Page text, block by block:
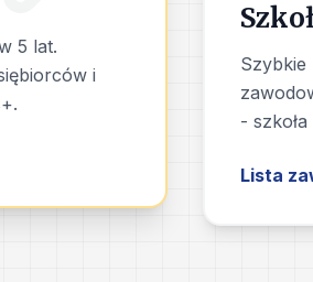
5 lat.
i
-
Lista